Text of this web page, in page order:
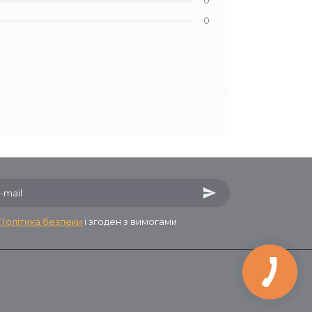
0
безпеки і згоден з вимогами